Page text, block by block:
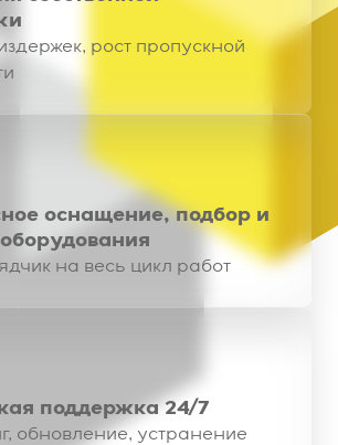
рост пропускной
оснащение, подбор и
на весь цикл работ
поддержка 24/7
обновление, устранение